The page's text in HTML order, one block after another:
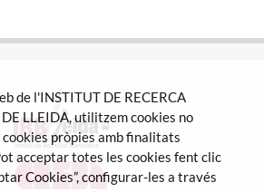
de l'INSTITUT DE RECERCA
LLEIDA, utilitzem cookies no
pròpies amb finalitats
acceptar totes les cookies fent clic
Cookies”, configurar-les a través